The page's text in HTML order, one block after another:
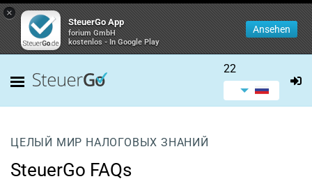
×
SteuerGo App
forium GmbH
kostenlos - In Google Play
Ansehen
22
ЦЕЛЫЙ МИР НАЛОГОВЫХ ЗНАНИЙ
SteuerGo FAQs